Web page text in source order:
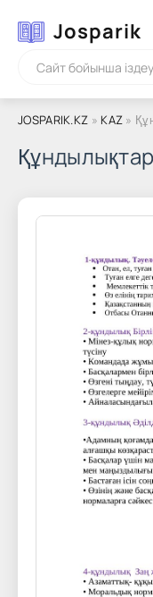
Josparik
JOSPARIK.KZ » KAZ »